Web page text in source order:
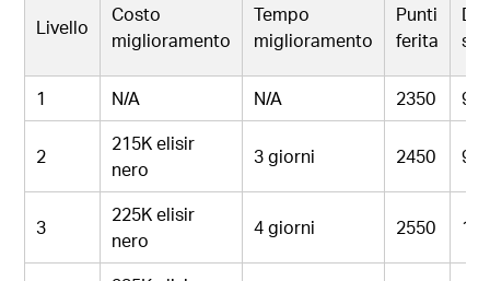
Livello
Costo
miglioramento
Tempo
miglioramento
Punti
ferita
1 N/A N/A 2350 94
2
215K elisir
nero
3 giorni 2450 98
3
225K elisir
nero
4 giorni 2550